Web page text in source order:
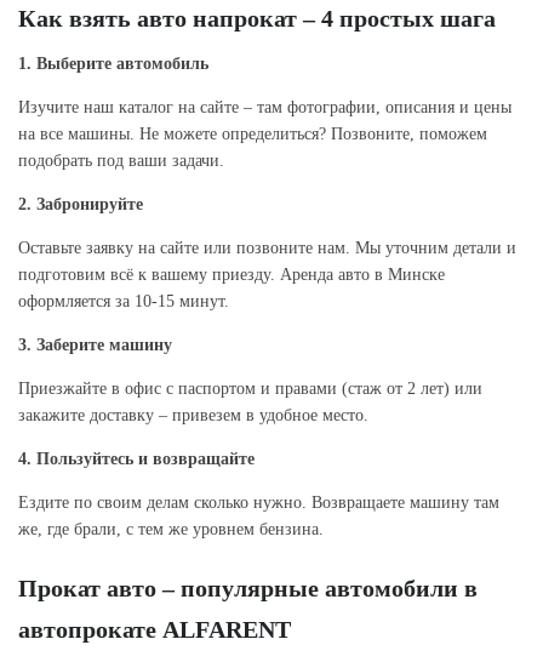
Как взять авто напрокат – 4 простых шага
1. Выберите автомобиль
Изучите наш каталог на сайте – там фотографии, описания и цены
на все машины. Не можете определиться? Позвоните, поможем
подобрать под ваши задачи.
2. Забронируйте
Оставьте заявку на сайте или позвоните нам. Мы уточним детали и
подготовим всё к вашему приезду. Аренда авто в Минске
оформляется за 10-15 минут.
3. Заберите машину
Приезжайте в офис с паспортом и правами (стаж от 2 лет) или
закажите доставку – привезем в удобное место.
4. Пользуйтесь и возвращайте
Ездите по своим делам сколько нужно. Возвращаете машину там
же, где брали, с тем же уровнем бензина.
Прокат авто – популярные автомобили в
автопрокате ALFARENT